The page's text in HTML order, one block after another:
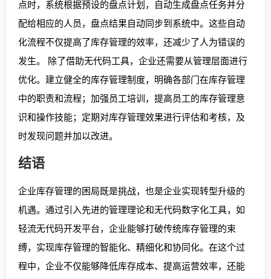
点时，系统根据预设的盘点计划，自动生成盘点任务并分
配给相应的人员，盘点结果自动同步到系统中。这些自动
化流程不仅提高了库存管理的效率，还减少了人为错误的
发生。 除了借助无代码工具，企业还需要从管理层面进行
优化。建立健全的库存管理制度，明确各部门在库存管理
中的职责和流程；加强员工培训，提高员工的库存管理意
识和操作技能；定期对库存管理效果进行评估和考核，及
时发现问题并加以改进。
结语
企业库存管理的困局既是挑战，也是企业实现转型升级的
机遇。通过引入先进的管理理论和无代码数字化工具，如
轻流无代码开发平台，企业能够打破传统库存管理的束
缚，实现库存管理的智能化、精细化和协同化。在这个过
程中，企业不仅能够降低库存成本、提高运营效率，还能